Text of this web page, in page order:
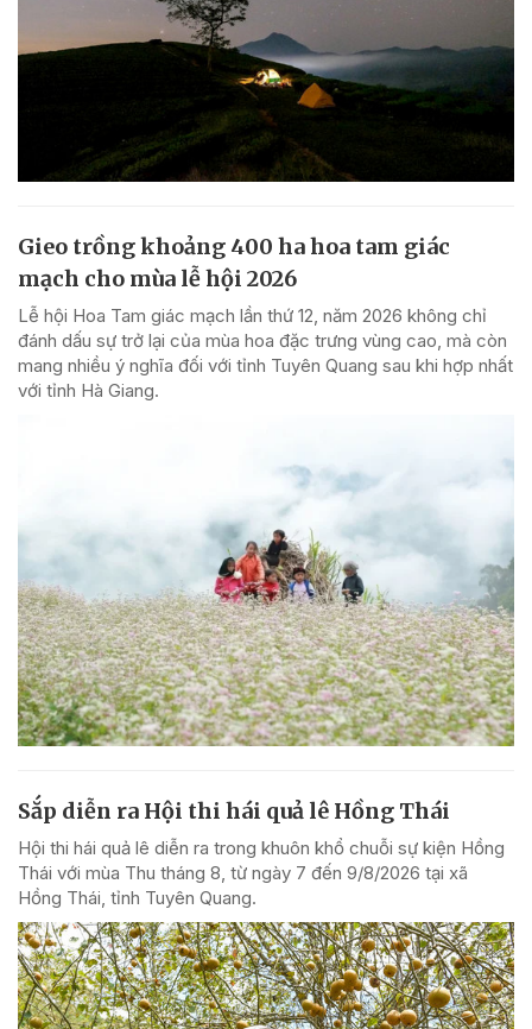
Gieo trồng khoảng 400 ha hoa tam giác
mạch cho mùa lễ hội 2026
Lễ hội Hoa Tam giác mạch lần thứ 12, năm 2026 không chỉ
đánh dấu sự trở lại của mùa hoa đặc trưng vùng cao, mà còn
mang nhiều ý nghĩa đối với tỉnh Tuyên Quang sau khi hợp nhất
với tỉnh Hà Giang.
Sắp diễn ra Hội thi hái quả lê Hồng Thái
Hội thi hái quả lê diễn ra trong khuôn khổ chuỗi sự kiện Hồng
Thái với mùa Thu tháng 8, từ ngày 7 đến 9/8/2026 tại xã
Hồng Thái, tỉnh Tuyên Quang.